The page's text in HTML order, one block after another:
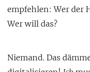
empfehlen: Wer der
Wer will das?
Niemand. Das